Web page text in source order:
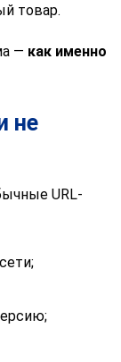
товар.
— как именно
не
URL-